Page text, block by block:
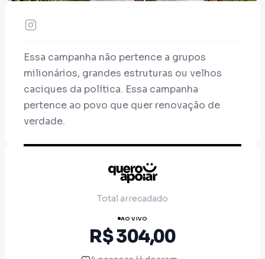
Essa campanha não pertence a grupos
milionários, grandes estruturas ou velhos
caciques da política. Essa campanha
pertence ao povo que quer renovação de
verdade.
Sou pré-candidato pelo Partido Missão e
representante das ideias defendidas por
Renan Santos e Kim Kataguiri no Agreste
Meridional de Pernambuco. Quero levar
sistema político que abandonou nossa
Total arrecadado
AO VIVO
R$ 304,00